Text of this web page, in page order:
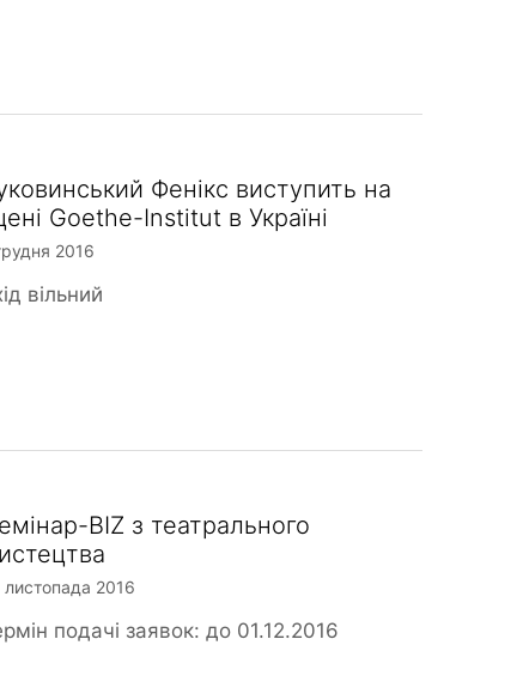
Фенікс виступить на
Goethe-Institut в Україні
2016
вільний
BIZ з театрального
листопада 2016
подачі заявок: до 01.12.2016